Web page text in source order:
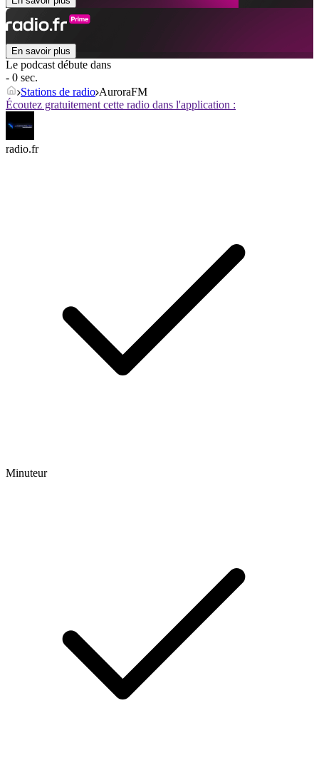
En savoir plus
Le podcast débute dans
- 0 sec.
Stations de radio AuroraFM
Écoutez gratuitement cette radio dans l'application :
radio.fr
Minuteur